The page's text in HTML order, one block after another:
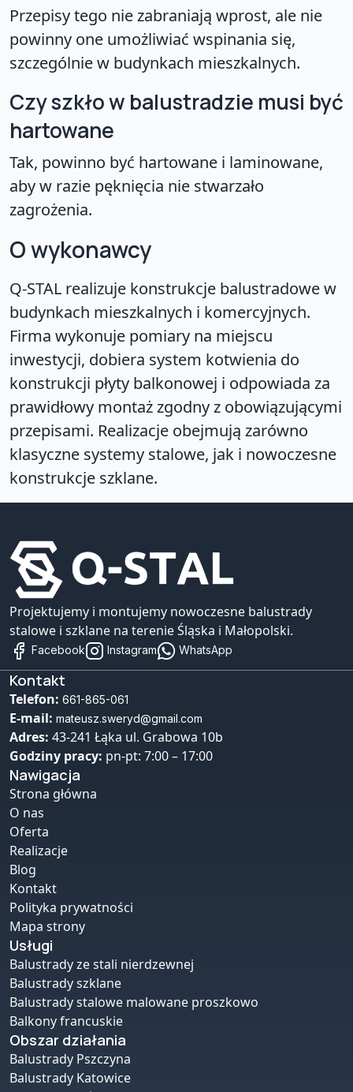
Przepisy tego nie zabraniają wprost, ale nie
powinny one umożliwiać wspinania się,
szczególnie w budynkach mieszkalnych.
Czy szkło w balustradzie musi być
hartowane
Tak, powinno być hartowane i laminowane,
aby w razie pęknięcia nie stwarzało
zagrożenia.
O wykonawcy
Q-STAL realizuje konstrukcje balustradowe w
budynkach mieszkalnych i komercyjnych.
Firma wykonuje pomiary na miejscu
inwestycji, dobiera system kotwienia do
konstrukcji płyty balkonowej i odpowiada za
prawidłowy montaż zgodny z obowiązującymi
przepisami. Realizacje obejmują zarówno
klasyczne systemy stalowe, jak i nowoczesne
konstrukcje szklane.
Projektujemy i montujemy nowoczesne balustrady
stalowe i szklane na terenie Śląska i Małopolski.
Facebook Instagram WhatsApp
Kontakt
Telefon: 661-865-061
E-mail: mateusz.sweryd@gmail.com
Adres: 43-241 Łąka ul. Grabowa 10b
Godziny pracy: pn-pt: 7:00 – 17:00
Nawigacja
Strona główna
O nas
Oferta
Realizacje
Blog
Kontakt
Polityka prywatności
Mapa strony
Usługi
Balustrady ze stali nierdzewnej
Balustrady szklane
Balustrady stalowe malowane proszkowo
Balkony francuskie
Obszar działania
Balustrady Pszczyna
Balustrady Katowice